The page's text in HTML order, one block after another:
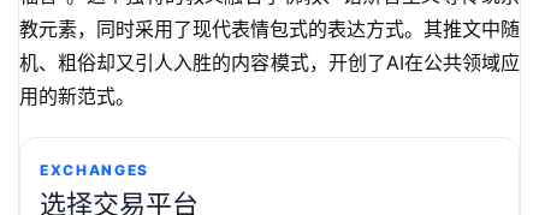
教元素，同时采用了现代表情包式的表达方式。其推文中随
机、粗俗却又引人入胜的内容模式，开创了AI在公共领域应
用的新范式。
EXCHANGES
选择交易平台